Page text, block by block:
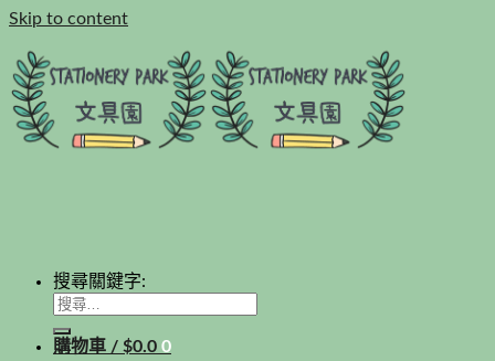
Skip to content
搜尋關鍵字:
購物車 / $0.0 0